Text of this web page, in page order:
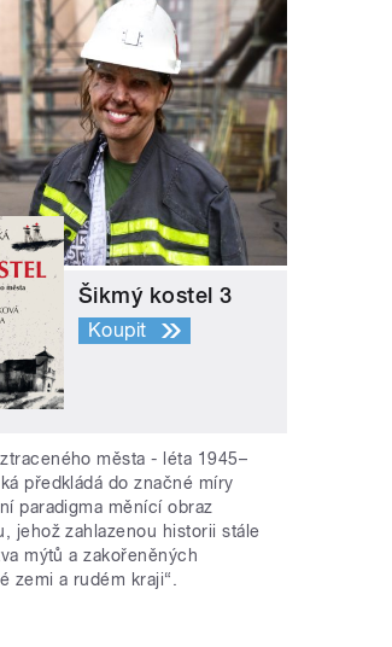
Šikmý kostel 3
Koupit
města - léta 1945–
předkládá do značné míry
paradigma měnící obraz
jehož zahlazenou historii stále
mýtů a zakořeněných
zemi a rudém kraji“.